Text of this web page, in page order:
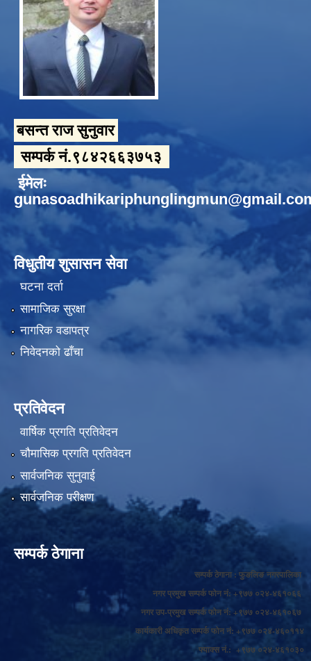
बसन्त राज सुनुवार
सम्पर्क नं.९८४२६६३७५३
ईमेलः
विधुतीय शुसासन सेवा
घटना दर्ता
सामाजिक सुरक्षा
नागरिक वडापत्र
निवेदनको ढाँचा
प्रतिवेदन
वार्षिक प्रगति प्रतिवेदन
चौमासिक प्रगति प्रतिवेदन
सार्वजनिक सुनुवाई
सार्वजनिक परीक्षण
सम्पर्क ठेगाना
सम्पर्क ठेगाना : फुङलिङ नगरपालिका
नगर प्रमुख सम्पर्क फोन नं: +९७७ ०२४-४६१०६६
नगर उप-प्रमुख सम्पर्क फोन नं: +९७७ ०२४-४६१०६७
कार्यकारी अधिकृत सम्पर्क फोन नं: +९७७ ०२४-४६०११४
फ्याक्स नं.: +९७७ ०२४-४६१०३०